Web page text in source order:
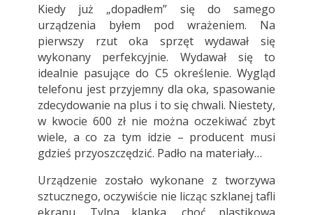
Kiedy już „dopadłem” się do samego
urządzenia byłem pod wrażeniem. Na
pierwszy rzut oka sprzęt wydawał się
wykonany perfekcyjnie. Wydawał się to
idealnie pasujące do C5 określenie. Wygląd
telefonu jest przyjemny dla oka, spasowanie
zdecydowanie na plus i to się chwali. Niestety,
w kwocie 600 zł nie można oczekiwać zbyt
wiele, a co za tym idzie – producent musi
gdzieś przyoszczędzić. Padło na materiały…
Urządzenie zostało wykonane z tworzywa
sztucznego, oczywiście nie licząc szklanej tafli